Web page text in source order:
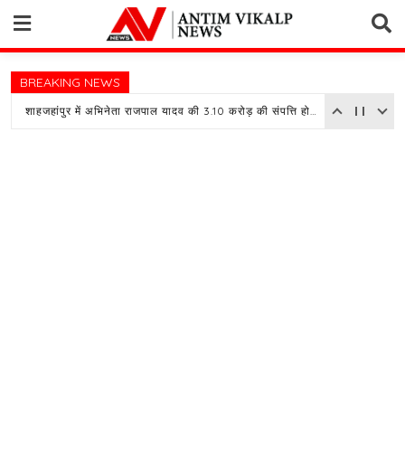
content
BREAKING NEWS
शाहजहांपुर में अभिनेता राजपाल यादव की 3.10 करोड़ की संपत्ति होगी नीलाम, बैंक ने चस्पा किया नोटिस